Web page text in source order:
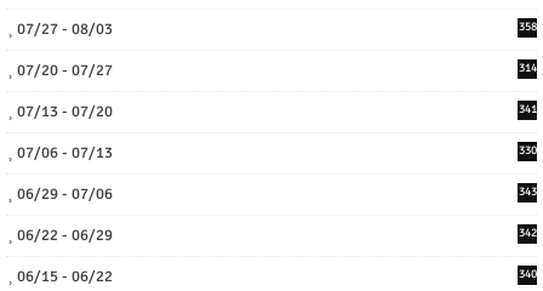
07/27 - 08/03 358
07/20 - 07/27 314
07/13 - 07/20 341
07/06 - 07/13 330
06/29 - 07/06 343
06/22 - 06/29 342
06/15 - 06/22 340